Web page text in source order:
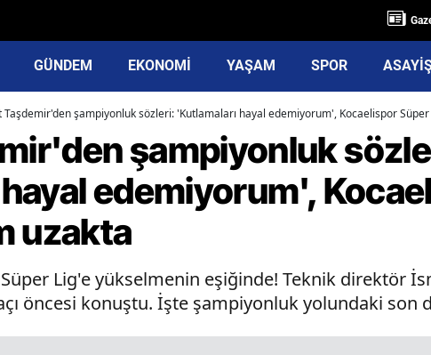
GÜNDEM EKONOMİ YAŞAM SPOR
Taşdemir'den şampiyonluk sözleri: 'Kutlamaları hayal edemiyorum', Kocaelispor Süper
şampiyonluk
edemiyorum',
uzakta
Süper Lig'e yükselmenin eşiğinde! Teknik direktör
öncesi konuştu. İşte şampiyonluk yolundaki son